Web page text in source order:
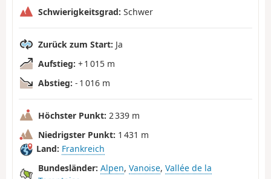
Schwierigkeitsgrad: Schwer
Zurück zum Start: Ja
Aufstieg: + 1 015 m
Abstieg: - 1 016 m
Höchster Punkt: 2 339 m
Niedrigster Punkt: 1 431 m
Land: Frankreich
Bundesländer: Alpen, Vanoise, Vallée de la